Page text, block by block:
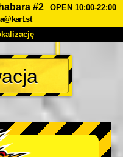
#2
OPEN 10:00-22:00
Cena
Rezerwacja